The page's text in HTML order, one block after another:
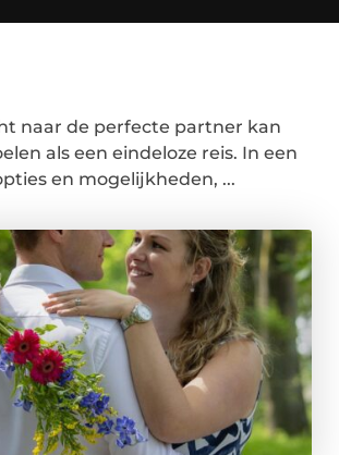
naar de perfecte partner kan
als een eindeloze reis. In een
en mogelijkheden, ...